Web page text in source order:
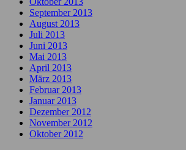
September 2013
August 2013
Juli 2013
Juni 2013
Mai 2013
April 2013
März 2013
Februar 2013
Januar 2013
Dezember 2012
November 2012
Oktober 2012